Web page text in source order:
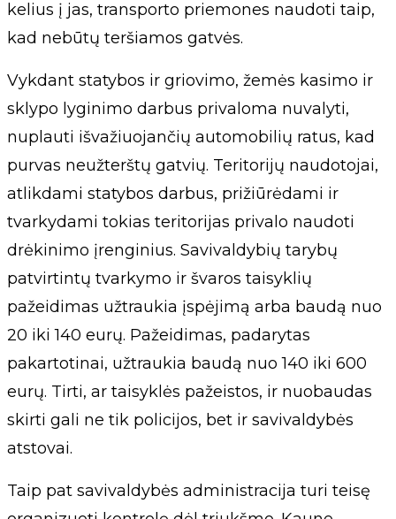
kelius į jas, transporto priemones naudoti taip,
kad nebūtų teršiamos gatvės.
Vykdant statybos ir griovimo, žemės kasimo ir
sklypo lyginimo darbus privaloma nuvalyti,
nuplauti išvažiuojančių automobilių ratus, kad
purvas neužterštų gatvių. Teritorijų naudotojai,
atlikdami statybos darbus, prižiūrėdami ir
tvarkydami tokias teritorijas privalo naudoti
drėkinimo įrenginius. Savivaldybių tarybų
patvirtintų tvarkymo ir švaros taisyklių
pažeidimas užtraukia įspėjimą arba baudą nuo
20 iki 140 eurų. Pažeidimas, padarytas
pakartotinai, užtraukia baudą nuo 140 iki 600
eurų. Tirti, ar taisyklės pažeistos, ir nuobaudas
skirti gali ne tik policijos, bet ir savivaldybės
atstovai.
Taip pat savivaldybės administracija turi teisę